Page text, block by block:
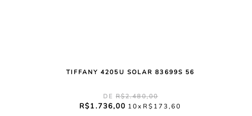
TIFFANY 4205U SOLAR 83699S 56
R$2.480,00
R$1 .736,00 10 R$ 173,60